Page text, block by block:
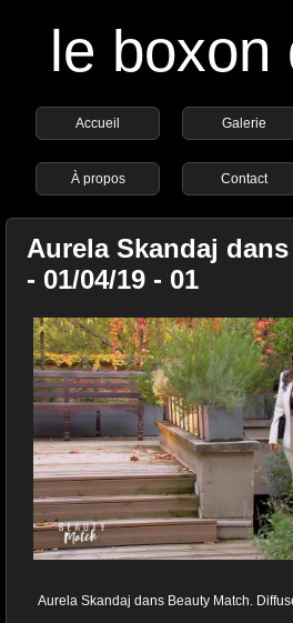
le boxon
Accueil Galerie
À propos Contact
Aurela Skandaj
- 01/04/19 - 01
Aurela Skandaj dans Beauty Match.